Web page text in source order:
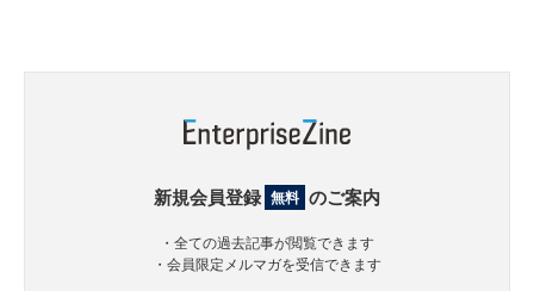
新規会員登録 無料 のご案内
・全ての過去記事が閲覧できます
・会員限定メルマガを受信できます